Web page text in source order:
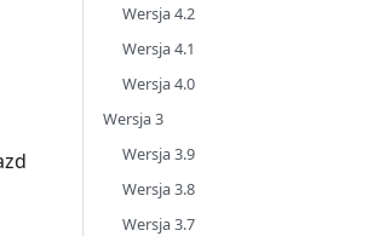
Wersja 4.2
Wersja 4.1
Wersja 4.0
Wersja 3
Wersja 3.9
Wersja 3.8
Wersja 3.7